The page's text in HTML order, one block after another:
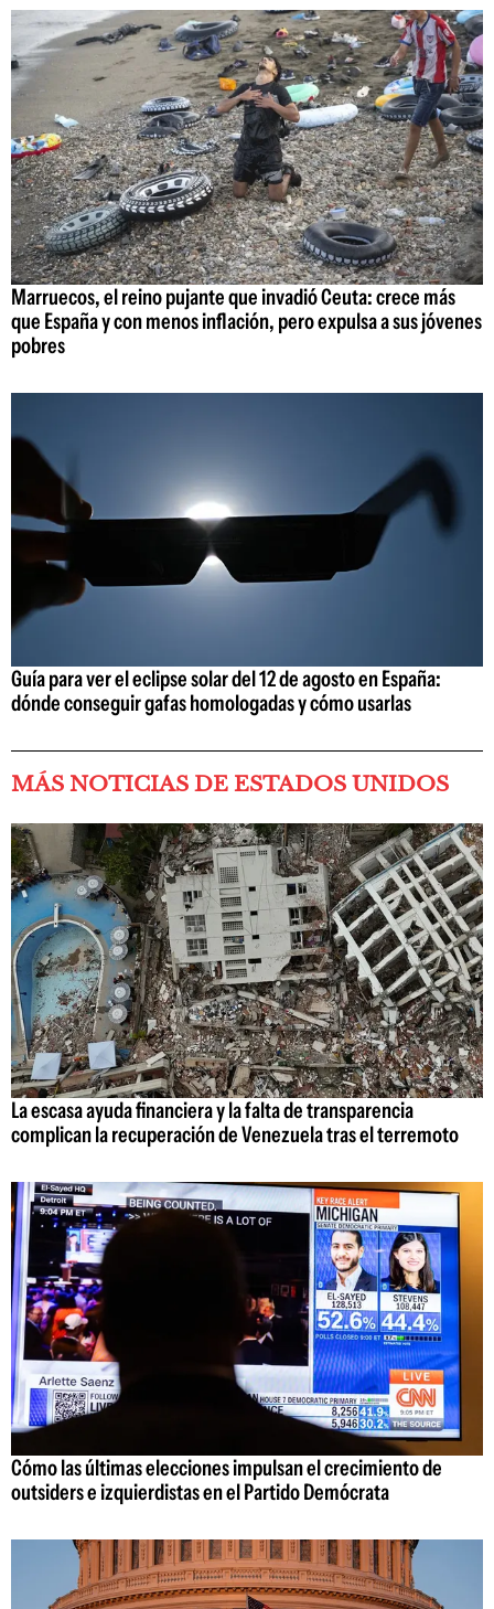
Marruecos, el reino pujante que invadió Ceuta: crece más
que España y con menos inflación, pero expulsa a sus jóvenes
pobres
Guía para ver el eclipse solar del 12 de agosto en España:
dónde conseguir gafas homologadas y cómo usarlas
MÁS NOTICIAS DE ESTADOS UNIDOS
La escasa ayuda financiera y la falta de transparencia
complican la recuperación de Venezuela tras el terremoto
Cómo las últimas elecciones impulsan el crecimiento de
outsiders e izquierdistas en el Partido Demócrata